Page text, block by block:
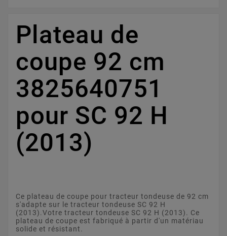
Plateau de
coupe 92 cm
3825640751
pour SC 92 H
(2013)
Ce plateau de coupe pour tracteur tondeuse de 92 cm
s'adapte sur le tracteur tondeuse SC 92 H
(2013).Votre tracteur tondeuse SC 92 H (2013). Ce
plateau de coupe est fabriqué à partir d'un matériau
solide et résistant.